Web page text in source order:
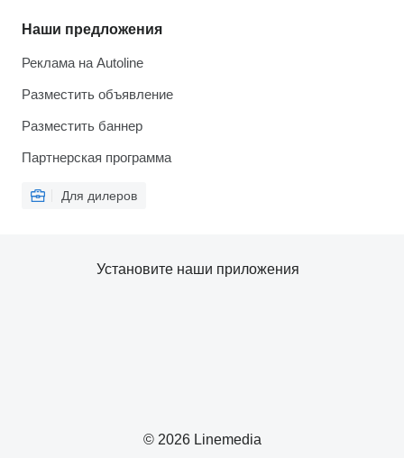
Наши предложения
Реклама на Autoline
Разместить объявление
Разместить баннер
Партнерская программа
Для дилеров
© 2026 Linemedia
Установите наши приложения